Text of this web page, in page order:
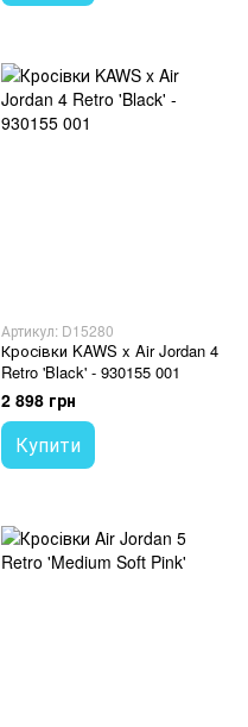
Артикул: D15280
Кросівки KAWS x Air Jordan 4
Retro 'Black' - 930155 001
2 898 грн
Купити